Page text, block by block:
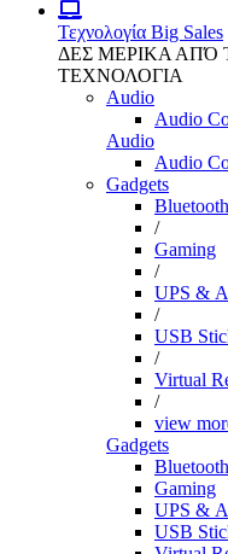
Τεχνολογία Big Sales
ΔΕΣ ΜΕΡΙΚΑ ΑΠΌ
ΤΕΧΝΟΛΟΓΙΑ
Audio
Audio
Audio
Audio
Gadgets
Bluetooth
/
Gaming
/
UPS &
/
USB
/
Virtual
/
view
Gadgets
Bluetooth
Gaming
UPS &
USB